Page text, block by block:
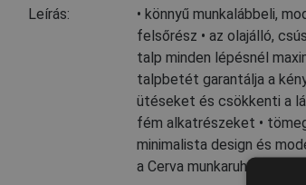
Leírás:
• könnyű munkalábbeli,
felsőrész • az olajálló,
talp minden lépésnél
talpbetét garantálja a
ütéseket és csökkenti a
fém alkatrészeket •
minimalista design és
a Cerva munkaruhákhoz